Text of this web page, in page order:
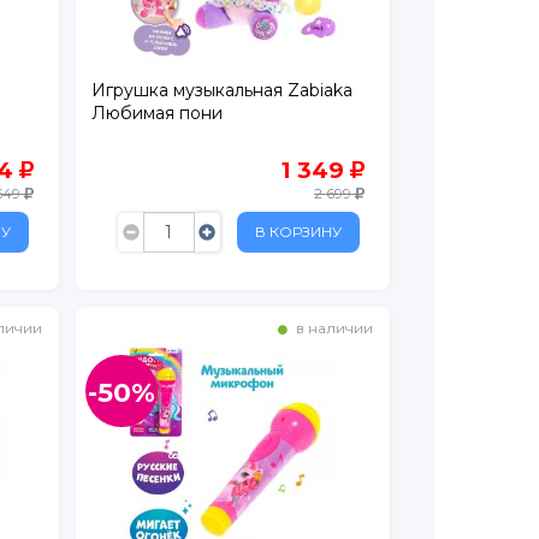
Игрушка музыкальная Zabiaka
Любимая пони
1 349
2 699
В КОРЗИНУ
в наличии
-50%